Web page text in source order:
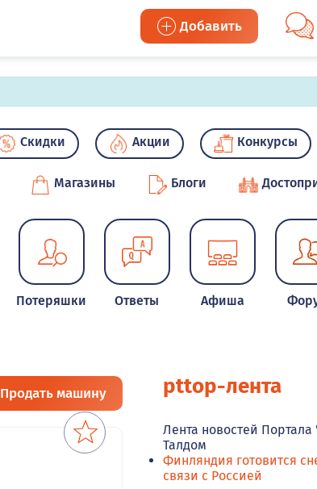
Добавить
Скидки Акции Конкурсы
Магазины Блоги
Потеряшки Ответы Афиша
Продать машину pttop-лента
Лента новостей
Талдом
Финляндия готовится
связи с Россией